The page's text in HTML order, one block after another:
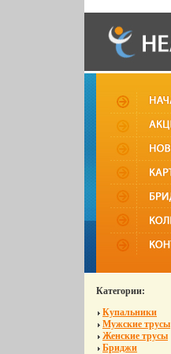
Категории:
Купальники
Мужские трусы
Женские трусы
Бриджи